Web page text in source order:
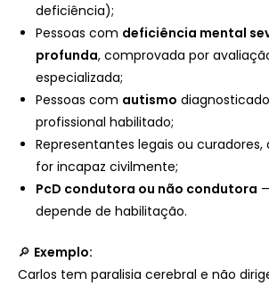
deficiência);
Pessoas com deficiência mental
profunda, comprovada por
especializada;
Pessoas com autismo
profissional habilitado;
Representantes legais ou curadores,
for incapaz civilmente;
PcD condutora ou não condutora
depende de habilitação.
🔎 Exemplo:
Carlos tem paralisia cerebral e não